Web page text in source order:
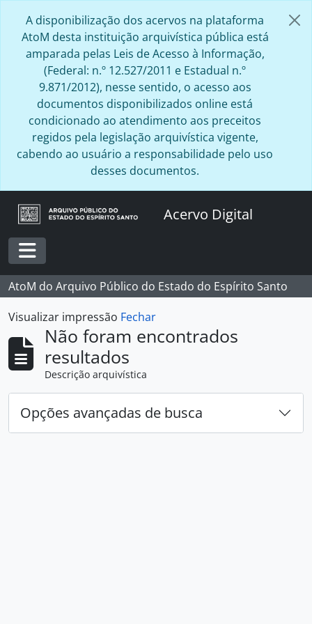
A disponibilização dos acervos na plataforma
AtoM desta instituição arquivística pública está
amparada pelas Leis de Acesso à Informação,
(Federal: n.º 12.527/2011 e Estadual n.º
9.871/2012), nesse sentido, o acesso aos
documentos disponibilizados online está
condicionado ao atendimento aos preceitos
regidos pela legislação arquivística vigente,
cabendo ao usuário a responsabilidade pelo uso
desses documentos.
Acervo Digital
Toggle navigation
AtoM do Arquivo Público do Estado do Espírito Santo
Visualizar impressão Fechar
Não foram encontrados
resultados
Descrição arquivística
Opções avançadas de busca